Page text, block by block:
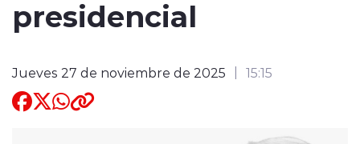
Deportes
Entrevistas
presidencial
Jueves 27 de noviembre de 2025 15:15